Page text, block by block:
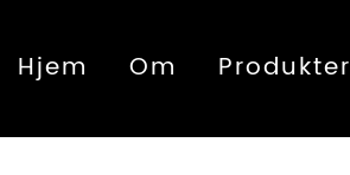
Hjem Om Produkter